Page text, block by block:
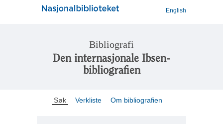
English
Bibliografi
Den internasjonale Ibsen-
bibliografien
Søk Verkliste Om bibliografien